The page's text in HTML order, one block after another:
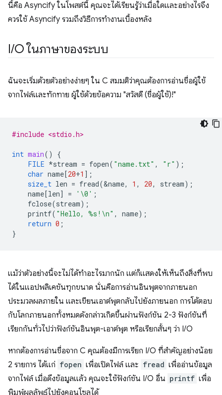
นี้คือ Asyncify ในโพสต์นี้ คุณจะได้เรียนรู้ว่าเมื่อใดและอย่างไรจึง
ควรใช้ Asyncify รวมถึงวิธีการทำงานเบื้องหลัง
I/O ในภาษาของระบบ
ฉันจะเริ่มด้วยตัวอย่างง่ายๆ ใน C สมมติว่าคุณต้องการอ่านชื่อผู้ใช้
จากไฟล์และทักทาย ผู้ใช้ด้วยข้อความ "สวัสดี (ชื่อผู้ใช้)!"
#include <stdio.h>
int main()
{
FILE *stream = fopen( "name.txt" , "r" );
char name[20+1 ];
size_t len = fread(&name, 1 , 20, stream);
name[len] = '\0' ;
fclose(stream);
printf( "Hello, %s! \n" , name);
return 0 ;
}
แม้ว่าตัวอย่างนี้จะไม่ได้ทำอะไรมากนัก แต่ก็แสดงให้เห็นถึงสิ่งที่พบ
ได้ในแอปพลิเคชันทุกขนาด นั่นคือการอ่านอินพุตจากภายนอก
ประมวลผลภายใน และเขียนเอาต์พุตกลับไปยังภายนอก การโต้ตอบ
กับโลกภายนอกทั้งหมดดังกล่าวเกิดขึ้นผ่านฟังก์ชัน 2-3 ฟังก์ชันที่
เรียกกันทั่วไปว่าฟังก์ชันอินพุต-เอาต์พุต หรือเรียกสั้นๆ ว่า I/O
หากต้องการอ่านชื่อจาก C คุณต้องมีการเรียก I/O ที่สำคัญอย่างน้อย
2 รายการ ได้แก่ fopen เพื่อเปิดไฟล์ และ fread เพื่ออ่านข้อมูล
จากไฟล์ เมื่อดึงข้อมูลแล้ว คุณจะใช้ฟังก์ชัน I/O อื่น printf เพื่อ
พิมพ์ผลลัพธ์ไปยังคอนโซลได้